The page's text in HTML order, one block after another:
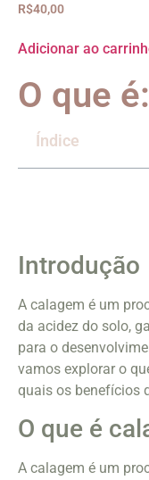
R$40,00
Adicionar ao
O que
Índice
Introdução
A calagem é um
da acidez do solo,
para o
vamos explorar o
quais os benefícios
O que é
A calagem é um